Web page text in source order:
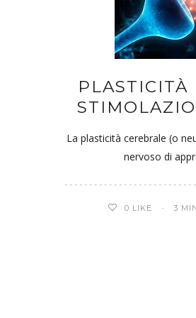
PLASTICITÀ
La plasticità cerebrale (o
nervoso di
0 LIKE 3